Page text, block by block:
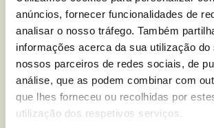
anúncios, fornecer funcionalidades de
analisar o nosso tráfego. Também
informações acerca da sua utilização do
nossos parceiros de redes sociais, de
análise, que as podem combinar com
que lhes forneceu ou recolhidas por
utilização dos respetivos serviços.
nutricional sobre
Maria Dourada
Escreva-nos para